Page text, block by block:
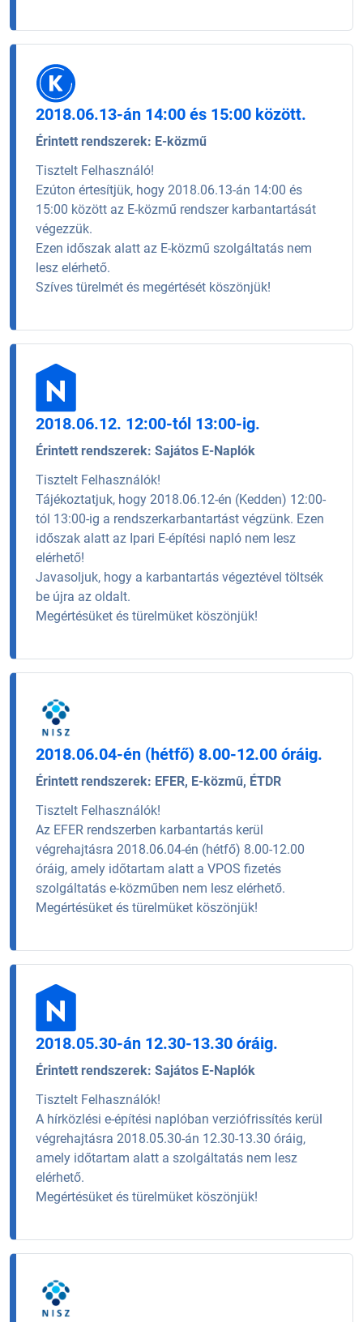
2018.06.13-án 14:00 és 15:00 között.
Érintett rendszerek: E-közmű
Tisztelt Felhasználó!
Ezúton értesítjük, hogy 2018.06.13-án 14:00 és
15:00 között az E-közmű rendszer karbantartását
végezzük.
Ezen időszak alatt az E-közmű szolgáltatás nem
lesz elérhető.
Szíves türelmét és megértését köszönjük!
2018.06.12. 12:00-tól 13:00-ig.
Érintett rendszerek: Sajátos E-Naplók
Tisztelt Felhasználók!
Tájékoztatjuk, hogy 2018.06.12-én (Kedden) 12:00-
tól 13:00-ig a rendszerkarbantartást végzünk. Ezen
időszak alatt az Ipari E-építési napló nem lesz
elérhető!
Javasoljuk, hogy a karbantartás végeztével töltsék
be újra az oldalt.
Megértésüket és türelmüket köszönjük!
2018.06.04-én (hétfő) 8.00-12.00 óráig.
Érintett rendszerek: EFER, E-közmű, ÉTDR
Tisztelt Felhasználók!
Az EFER rendszerben karbantartás kerül
végrehajtásra 2018.06.04-én (hétfő) 8.00-12.00
óráig, amely időtartam alatt a VPOS fizetés
szolgáltatás e-közműben nem lesz elérhető.
Megértésüket és türelmüket köszönjük!
2018.05.30-án 12.30-13.30 óráig.
Érintett rendszerek: Sajátos E-Naplók
Tisztelt Felhasználók!
A hírközlési e-építési naplóban verziófrissítés kerül
végrehajtásra 2018.05.30-án 12.30-13.30 óráig,
amely időtartam alatt a szolgáltatás nem lesz
elérhető.
Megértésüket és türelmüket köszönjük!